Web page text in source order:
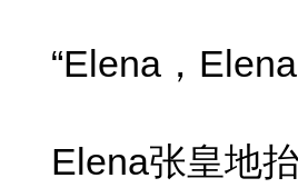
“Elena，Elena
Elena张皇地